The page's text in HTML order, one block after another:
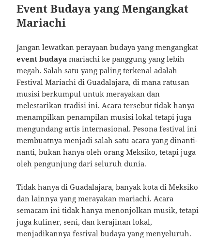
Event Budaya yang Mengangkat
Mariachi
Jangan lewatkan perayaan budaya yang mengangkat
event budaya mariachi ke panggung yang lebih
megah. Salah satu yang paling terkenal adalah
Festival Mariachi di Guadalajara, di mana ratusan
musisi berkumpul untuk merayakan dan
melestarikan tradisi ini. Acara tersebut tidak hanya
menampilkan penampilan musisi lokal tetapi juga
mengundang artis internasional. Pesona festival ini
membuatnya menjadi salah satu acara yang dinanti-
nanti, bukan hanya oleh orang Meksiko, tetapi juga
oleh pengunjung dari seluruh dunia.
Tidak hanya di Guadalajara, banyak kota di Meksiko
dan lainnya yang merayakan mariachi. Acara
semacam ini tidak hanya menonjolkan musik, tetapi
juga kuliner, seni, dan kerajinan lokal,
menjadikannya festival budaya yang menyeluruh.